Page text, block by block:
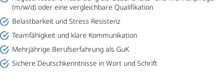
(m/w/d) oder eine vergleichbare Qualifikation
Belastbarkeit und Stress Resistenz
Teamfähigkeit und klare Kommunikation
Mehrjährige Berufserfahrung als GuK
Sichere Deutschkenntnisse in Wort und Schrift